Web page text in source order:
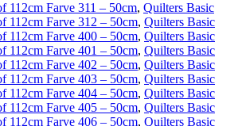
112cm Farve 311 – 50cm, Quilters Basic
112cm Farve 312 – 50cm, Quilters Basic
112cm Farve 400 – 50cm, Quilters Basic
112cm Farve 401 – 50cm, Quilters Basic
112cm Farve 402 – 50cm, Quilters Basic
112cm Farve 403 – 50cm, Quilters Basic
112cm Farve 404 – 50cm, Quilters Basic
112cm Farve 405 – 50cm, Quilters Basic
112cm Farve 406 – 50cm, Quilters Basic